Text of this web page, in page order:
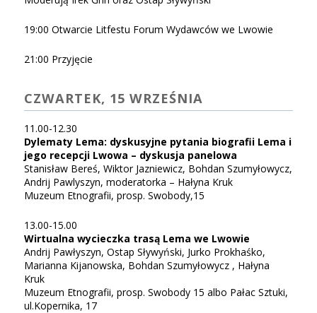
19:00 Otwarcie Litfestu Forum Wydawców we Lwowie
21:00 Przyjęcie
CZWARTEK, 15 WRZEŚNIA
11.00-12.30
Dylematy Lema: dyskusyjne pytania biografii Lema i
jego recepcji Lwowa – dyskusja panelowa
Stanisław Bereś, Wiktor Jazniewicz, Bohdan Szumyłowycz,
Andrij Pawlyszyn, moderatorka – Hałyna Kruk
Muzeum Etnografii, prosp. Swobody,15
13.00-15.00
Wirtualna wycieczka trasą Lema we Lwowie
Andrij Pawłyszyn, Ostap Sływyński, Jurko Prokhaśko,
Marianna Kijanowska, Bohdan Szumyłowycz , Hałyna
Kruk
Muzeum Etnografii, prosp. Swobody 15 albo Pałac Sztuki,
ul.Kopernika, 17